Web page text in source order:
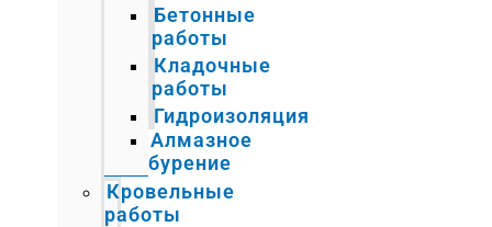
Бетонные
работы
Кладочные
работы
Гидроизоляция
Алмазное
бурение
Кровельные
работы